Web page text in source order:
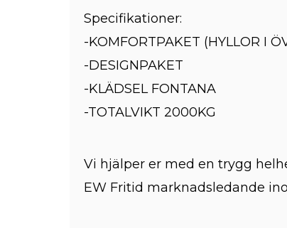
Specifikationer:
-KOMFORTPAKET (HYLLOR I
-DESIGNPAKET
-KLÄDSEL FONTANA
-TOTALVIKT 2000KG
Vi hjälper er med en trygg
EW Fritid marknadsledande